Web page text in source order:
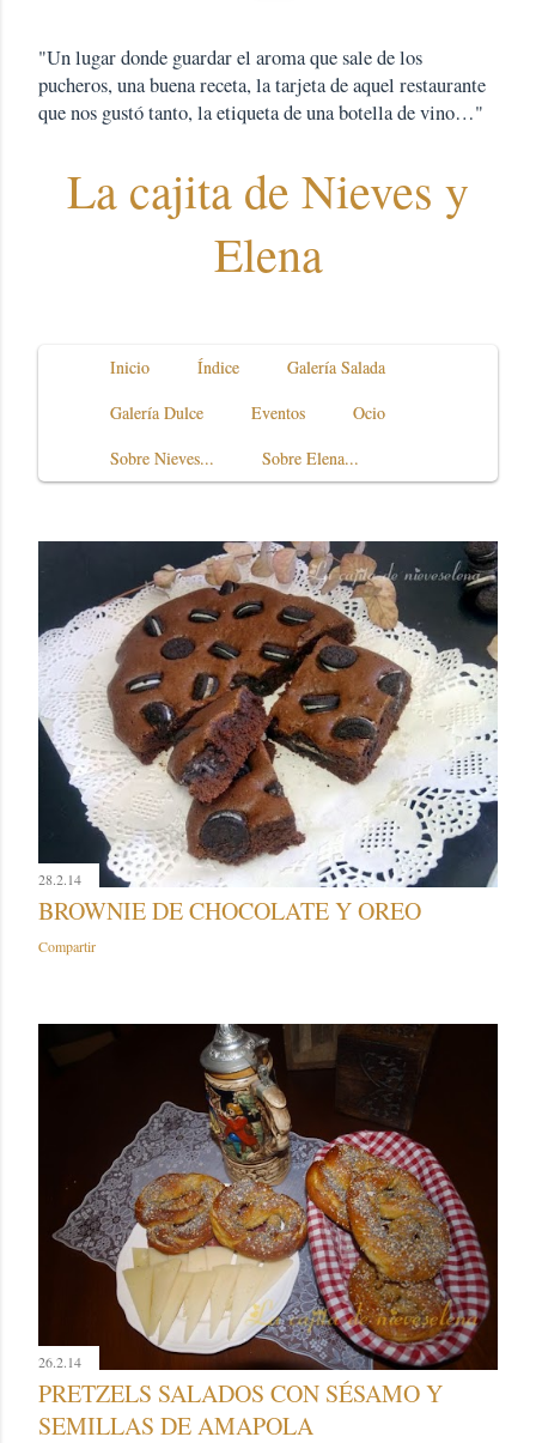
"Un lugar donde guardar el aroma que sale de los
pucheros, una buena receta, la tarjeta de aquel restaurante
que nos gustó tanto, la etiqueta de una botella de vino…"
La cajita de Nieves y
Elena
Inicio Índice
Galería Salada
Galería Dulce
Eventos
Ocio
Sobre Nieves...
Sobre Elena...
28.2.14
BROWNIE DE CHOCOLATE Y OREO
Compartir
26.2.14
PRETZELS SALADOS CON SÉSAMO Y
SEMILLAS DE AMAPOLA